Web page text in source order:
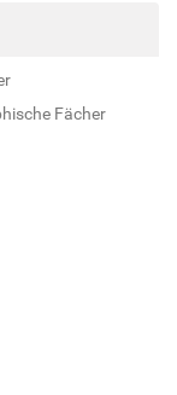
Fächer